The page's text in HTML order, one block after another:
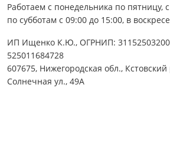
Работаем с понедельника по пятницу,
по субботам с 09:00 до 15:00, в
ИП Ищенко К.Ю., ОГРНИП:
525011684728
607675, Нижегородская обл.,
Солнечная ул., 49А